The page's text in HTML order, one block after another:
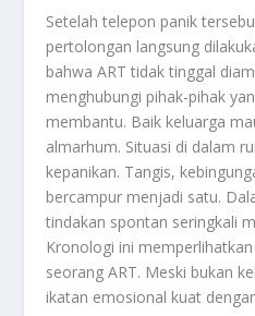
Setelah telepon panik
pertolongan langsung
bahwa ART tidak tinggal
menghubungi pihak-pihak
membantu. Baik keluarga
almarhum. Situasi di dalam
kepanikan. Tangis,
bercampur menjadi satu.
tindakan spontan seringkali
Kronologi ini
seorang ART. Meski bukan
ikatan emosional kuat